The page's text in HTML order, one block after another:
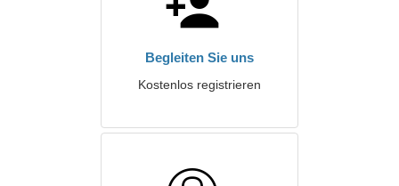
Begleiten Sie uns
Kostenlos registrieren